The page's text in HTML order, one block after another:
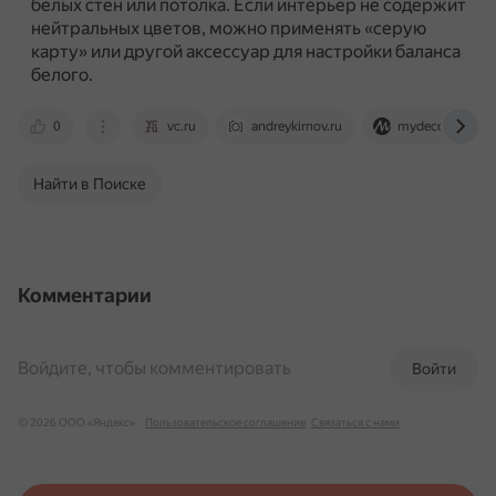
белых стен или потолка. Если интерьер не содержит
нейтральных цветов, можно применять «серую
карту» или другой аксессуар для настройки баланса
белого.
0 vc.ru andreykirnov.ru mydecor.ru
Найти в Поиске
Комментарии
Войти
Войдите, чтобы комментировать
© 2026 ООО «Яндекс» Пользовательское соглашение Связаться с нами